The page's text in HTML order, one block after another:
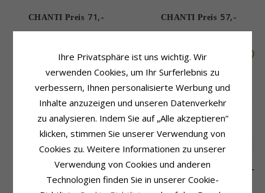
Sterlingsilber
CHANTI Preis 71,- CHANTI Preis 57,-
Weißem Zirkon Ring aus
Silber
Pink Zirkon Ring aus Silber -
Lumé Etched
Ihre Privatsphäre ist uns wichtig. Wir
verwenden Cookies, um Ihr Surferlebnis zu
verbessern, Ihnen personalisierte Werbung und
Inhalte anzuzeigen und unseren Datenverkehr
zu analysieren. Indem Sie auf „Alle akzeptieren“
klicken, stimmen Sie unserer Verwendung von
Cookies zu. Weitere Informationen zu unserer
Verwendung von Cookies und anderen
Technologien finden Sie in unserer Cookie-